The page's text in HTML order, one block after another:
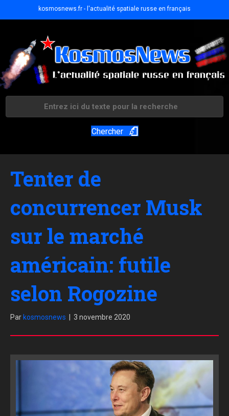
kosmosnews.fr - l'actualité spatiale russe en français
Chercher
Tenter de
concurrencer Musk
sur le marché
américain: futile
selon Rogozine
Par kosmosnews 3 novembre 2020